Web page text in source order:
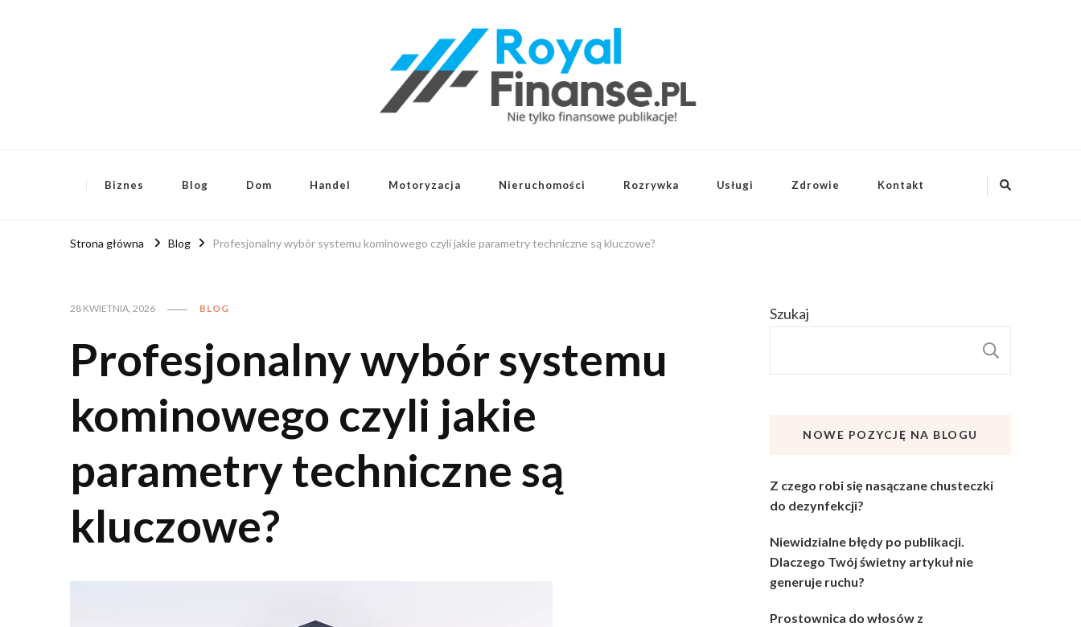
Biznes Blog Dom Handel Motoryzacja Nieruchomości Rozrywka Usługi Zdrowie Kontakt
Strona główna Blog Profesjonalny wybór systemu kominowego czyli jakie parametry techniczne są kluczowe?
28 KWIETNIA, 2026 BLOG
Profesjonalny wybór systemu
kominowego czyli jakie
parametry techniczne są
kluczowe?
Szukaj
NOWE POZYCJĘ NA BLOGU
Z czego robi się nasączane chusteczki
do dezynfekcji?
Niewidzialne błędy po publikacji.
Dlaczego Twój świetny artykuł nie
generuje ruchu?
Prostownica do włosów z